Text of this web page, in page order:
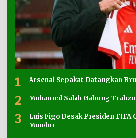
1 Arsenal Sepakat Datangkan
2 Mohamed Salah Gabung
3
Luis Figo Desak Presiden FIFA
Mundur